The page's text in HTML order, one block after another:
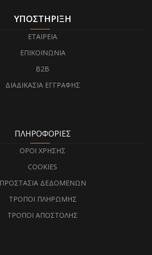
ΥΠΟΣΤΗΡΙΞΗ
ΕΤΑΙΡΕΙΑ
ΕΠΙΚΟΙΝΩΝΙΑ
B2B
ΔΙΑΔΙΚΑΣΙΑ ΕΓΓΡΑΦΗΣ
ΠΛΗΡΟΦΟΡΙΕΣ
ΟΡΟΙ ΧΡΗΣΗΣ
COOKIES
ΠΡΟΣΤΑΣΙΑ ΔΕΔΟΜΕΝΩΝ
ΤΡΟΠΟΙ ΠΛΗΡΩΜΗΣ
ΤΡΟΠΟΙ ΑΠΟΣΤΟΛΗΣ